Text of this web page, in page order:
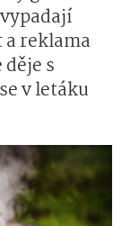
a reklama
s
v letáku